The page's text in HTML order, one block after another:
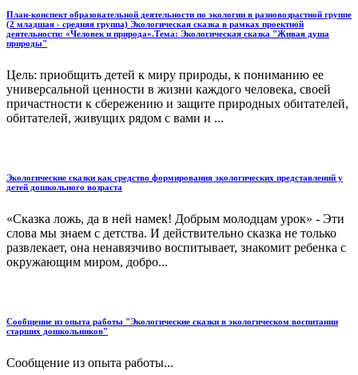
План-конспект образовательной деятельности по экологии в разновозрастной группе
(2 младшая - средняя группа) Экологическая сказка в рамках проектной
деятельности: «Человек и природа».Тема: Экологическая сказка "Живая душа
природы"
Цель: приобщить детей к миру природы, к пониманию ее
универсальной ценности в жизни каждого человека, своей
причастности к сбережению и защите природных обитателей,
обитателей, живущих рядом с вами и ...
Экологические сказки как средство формирования экологических представлений у
детей дошкольного возраста
«Сказка ложь, да в ней намек! Добрым молодцам урок» - Эти
слова мы знаем с детства. И действительно сказка не только
развлекает, она ненавязчиво воспитывает, знакомит ребенка с
окружающим миром, добро...
Сообщение из опыта работы "Экологические сказки в экологическом воспитании
старших дошкольников"
Сообщение из опыта работы...